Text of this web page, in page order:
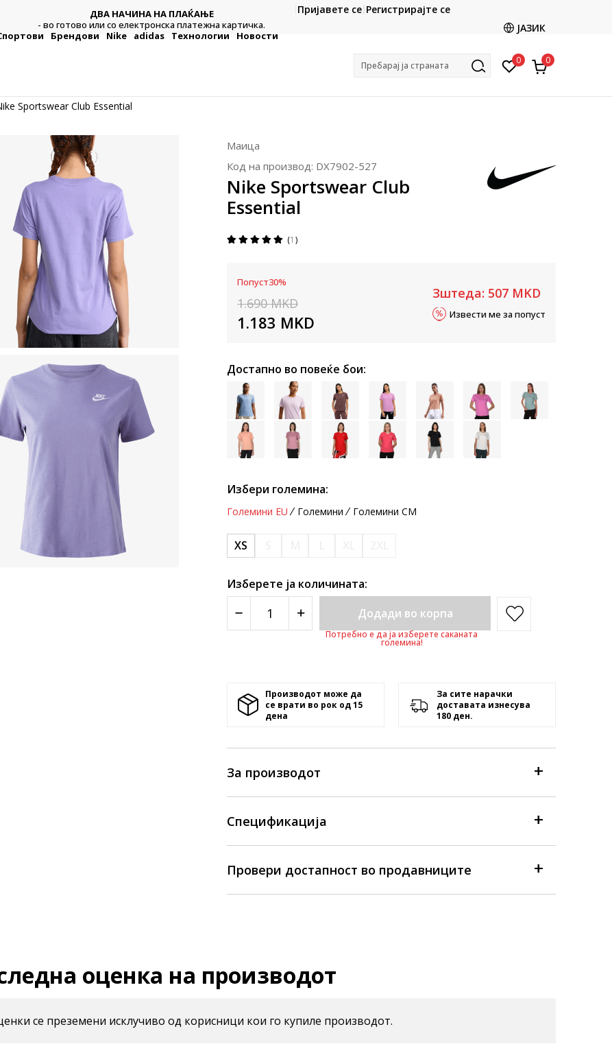
ДВА НАЧИНА НА ПЛАЌАЊЕ
- во готово или со електронска платежна картичка.
CLICK & COLLECT
Платете со картичка online и подигнете во продавницата
Пријавете се Регистрирајте се
ЈАЗИК
Брендови Nike adidas Технологии Новости
Пребарај ја страната 0 0
Sportswear Club Essential
Маица
Код на производ: DX7902-527
Nike Sportswear Club
Essential
1
Попуст30%
1.690 MKD
1.183 MKD
Зштеда: 507 MKD
Извести ме за попуст
Достапно во повеќе бои:
Избери големина:
Големини EU Големини Големини CM
XS
Изберете ја количината:
Додади во корпа
Потребно е да ја изберете саканата
големина!
Производот може да
се врати во рок од 15
денa
За сите нарачки
доставата изнесува
180 ден.
За производот
Спецификација
Провери достапност во продавниците
оценка на производот
се преземени исклучиво од корисници кои го купиле производот.